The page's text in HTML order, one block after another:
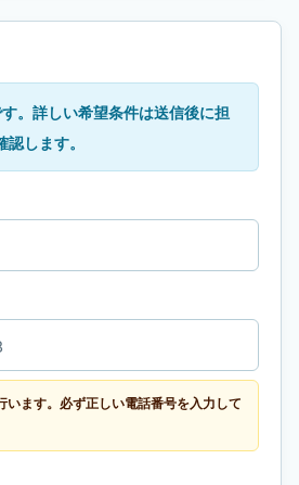
。詳しい希望条件は送信後に担
します。
います。必ず正しい電話番号を入力して